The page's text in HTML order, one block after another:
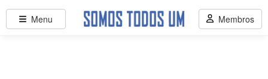
Menu Membros